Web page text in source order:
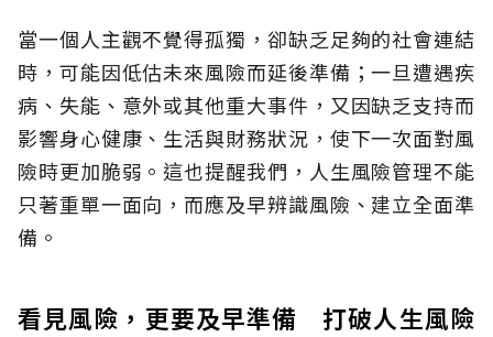
當一個人主觀不覺得孤獨，卻缺乏足夠的社會連結
時，可能因低估未來風險而延後準備；一旦遭遇疾
病、失能、意外或其他重大事件，又因缺乏支持而
影響身心健康、生活與財務狀況，使下一次面對風
險時更加脆弱。這也提醒我們，人生風險管理不能
只著重單一面向，而應及早辨識風險、建立全面準
備。
看見風險，更要及早準備 打破人生風險